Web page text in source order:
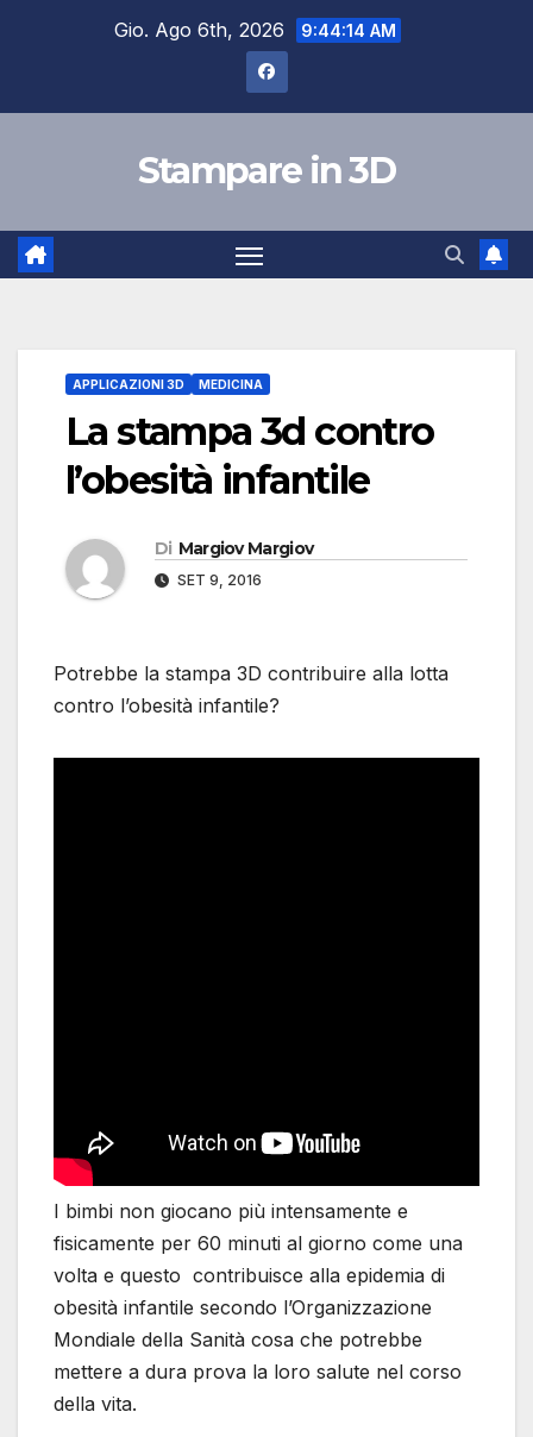
Gio. Ago 6th, 2026 9:44:15 AM
Stampare in 3D
APPLICAZIONI 3D MEDICINA
La stampa 3d contro
l’obesità infantile
Di Margiov Margiov
SET 9, 2016
Potrebbe la stampa 3D contribuire alla lotta
contro l’obesità infantile?
I bimbi non giocano più intensamente e
fisicamente per 60 minuti al giorno come una
volta e questo contribuisce alla epidemia di
obesità infantile secondo l’Organizzazione
Mondiale della Sanità cosa che potrebbe
mettere a dura prova la loro salute nel corso
della vita.